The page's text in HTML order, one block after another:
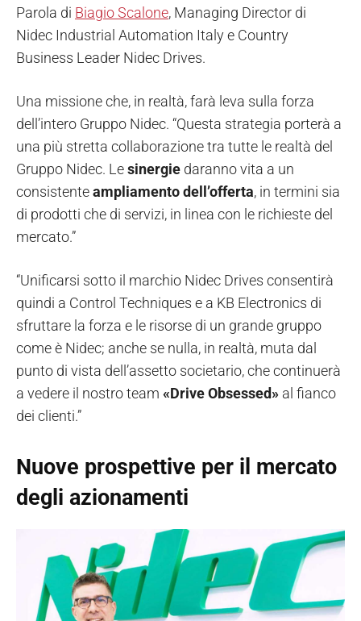
Parola di Biagio Scalone, Managing Director di
Nidec Industrial Automation Italy e Country
Business Leader Nidec Drives.
Una missione che, in realtà, farà leva sulla forza
dell’intero Gruppo Nidec. “Questa strategia porterà a
una più stretta collaborazione tra tutte le realtà del
Gruppo Nidec. Lesinergie daranno vita a un
consistenteampliamento dell’offerta, in termini sia
di prodotti che di servizi, in linea con le richieste del
mercato.”
“Unificarsi sotto il marchio Nidec Drives consentirà
quindi a Control Techniques e a KB Electronics di
sfruttare la forza e le risorse di un grande gruppo
come è Nidec; anche se nulla, in realtà, muta dal
punto di vista dell’assetto societario, che continuerà
a vedere il nostro team «Drive Obsessed» al fianco
dei clienti.”
Nuove prospettive per il mercato
degli azionamenti